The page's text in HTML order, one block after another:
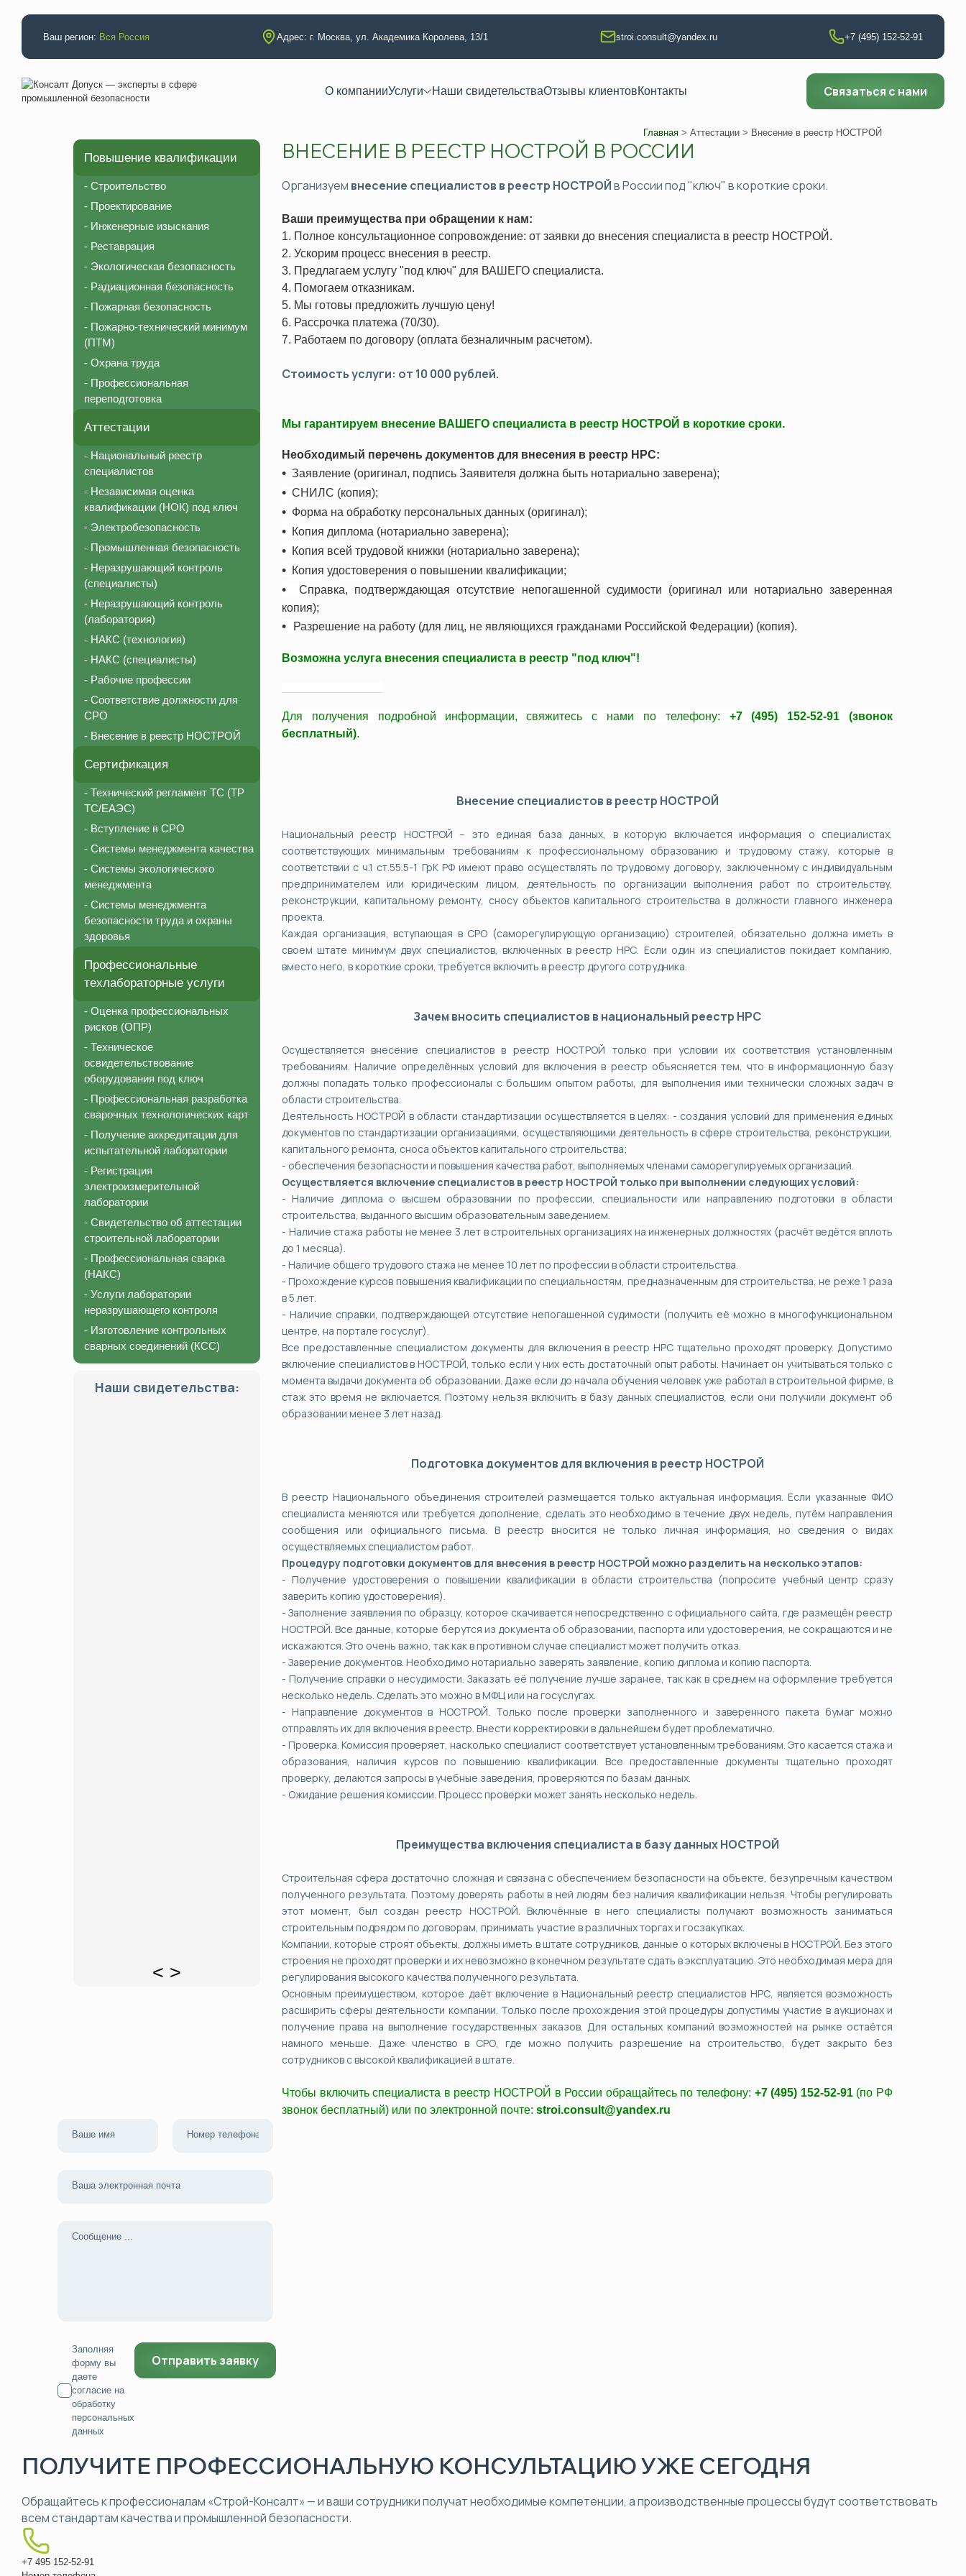
Ваш регион: Вся Россия Адрес: г. Москва, ул. Академика Королева, 13/1 stroi.consult@yandex.ru +7 (495) 152-52-91
О компанииУслуги
Аттестации
Электробезопасность
Промышленная безопасность
Неразрушающий контроль (специалисты)
Неразрушающий контроль (лаборатория)
НАКС (технология)
НАКС (специалисты)
Рабочие профессии
Соответствие должности для СРО
Внесение в реестр НОСТРОЙ
Аттестация строительной лаборатории
Независимая оценка квалификации (НОК)
Национальный реестр специалистов (НРС)
Повышение квалификации
Строительство
Инженерные изыскания
Реставрация
Экологическая безопасность
Радиационная безопасность
Пожарная безопасность
Пожарно-технический минимум (ПТМ)
Профессиональная переподготовка
Техлабораторные услуги
Разработка технологических карт по сварке
Регистрация электролаборатории
Услуги лаборатории неразрушающего контроля
Техническое освидетельствовани
Оценка профессиональных рисков (ОПР)
Системы экологического менеджмента
Вступление в СРО
Наши свидетельстваОтзывы клиентовКонтакты Связаться с нами
Главная > Аттестации > Внесение в реестр НОСТРОЙ
Повышение квалификации
- Строительство
- Проектирование
- Инженерные изыскания
- Реставрация
- Экологическая безопасность
- Радиационная безопасность
- Пожарная безопасность
- Пожарно-технический минимум
(ПТМ)
- Охрана труда
- Профессиональная
переподготовка
Аттестации
- Национальный реестр
специалистов
- Независимая оценка
квалификации (НОК) под ключ
- Электробезопасность
- Промышленная безопасность
- Неразрушающий контроль
(специалисты)
- Неразрушающий контроль
(лаборатория)
- НАКС (технология)
- НАКС (специалисты)
- Рабочие профессии
- Соответствие должности для
СРО
- Внесение в реестр НОСТРОЙ
Сертификация
- Технический регламент ТС (ТР
ТС/ЕАЭС)
- Вступление в СРО
- Системы менеджмента качества
- Системы экологического
менеджмента
- Системы менеджмента
безопасности труда и охраны
здоровья
Профессиональные
техлабораторные услуги
- Оценка профессиональных
рисков (ОПР)
- Техническое
освидетельствование
оборудования под ключ
- Профессиональная разработка
сварочных технологических карт
- Получение аккредитации для
испытательной лаборатории
- Регистрация
электроизмерительной
лаборатории
- Свидетельство об аттестации
строительной лаборатории
- Профессиональная сварка
(НАКС)
- Услуги лаборатории
неразрушающего контроля
- Изготовление контрольных
сварных соединений (КСС)
Наши свидетельства:
< >
ВНЕСЕНИЕ В РЕЕСТР НОСТРОЙ В РОССИИ
Организуем внесение специалистов в реестр НОСТРОЙв России под "ключ" в короткие сроки.
Ваши преимущества при обращении к нам:
1. Полное консультационное сопровождение: от заявки до внесения специалиста в реестр НОСТРОЙ.
2. Ускорим процесс внесения в реестр.
3. Предлагаем услугу "под ключ" для ВАШЕГО специалиста.
4. Помогаем отказникам.
5. Мы готовы предложить лучшую цену!
6. Рассрочка платежа (70/30).
7. Работаем по договору (оплата безналичным расчетом).
Стоимость услуги: от 10 000 рублей.
Мы гарантируем внесение ВАШЕГО специалиста в реестр НОСТРОЙ в короткие сроки.
Необходимый перечень документов для внесения в реестр НРС:
• Заявление (оригинал, подпись Заявителя должна быть нотариально заверена);
• СНИЛС (копия);
• Форма на обработку персональных данных (оригинал);
• Копия диплома (нотариально заверена);
• Копия всей трудовой книжки (нотариально заверена);
• Копия удостоверения о повышении квалификации;
• Справка, подтверждающая отсутствие непогашенной судимости (оригинал или нотариально заверенная
копия);
• Разрешение на работу (для лиц, не являющихся гражданами Российской Федерации) (копия).
Возможна услуга внесения специалиста в реестр "под ключ"!
Для получения подробной информации, свяжитесь с нами по телефону: +7 (495) 152-52-91 (звонок
бесплатный).
Внесение специалистов в реестр НОСТРОЙ
Национальный реестр НОСТРОЙ – это единая база данных, в которую включается информация о специалистах,
соответствующих минимальным требованиям к профессиональному образованию и трудовому стажу, которые в
соответствии с ч.1 ст.55.5-1 ГрК РФ имеют право осуществлять по трудовому договору, заключенному с индивидуальным
предпринимателем или юридическим лицом, деятельность по организации выполнения работ по строительству,
реконструкции, капитальному ремонту, сносу объектов капитального строительства в должности главного инженера
проекта.
Каждая организация, вступающая в СРО (саморегулирующую организацию) строителей, обязательно должна иметь в
своем штате минимум двух специалистов, включенных в реестр НРС. Если один из специалистов покидает компанию,
вместо него, в короткие сроки, требуется включить в реестр другого сотрудника.
Зачем вносить специалистов в национальный реестр НРС
Осуществляется внесение специалистов в реестр НОСТРОЙ только при условии их соответствия установленным
требованиям. Наличие определённых условий для включения в реестр объясняется тем, что в информационную базу
должны попадать только профессионалы с большим опытом работы, для выполнения ими технически сложных задач в
области строительства.
Деятельность НОСТРОЙ в области стандартизации осуществляется в целях: - создания условий для применения единых
документов по стандартизации организациями, осуществляющими деятельность в сфере строительства, реконструкции,
капитального ремонта, сноса объектов капитального строительства;
- обеспечения безопасности и повышения качества работ, выполняемых членами саморегулируемых организаций.
Осуществляется включение специалистов в реестр НОСТРОЙ только при выполнении следующих условий:
- Наличие диплома о высшем образовании по профессии, специальности или направлению подготовки в области
строительства, выданного высшим образовательным заведением.
- Наличие стажа работы не менее 3 лет в строительных организациях на инженерных должностях (расчёт ведётся вплоть
до 1 месяца).
- Наличие общего трудового стажа не менее 10 лет по профессии в области строительства.
- Прохождение курсов повышения квалификации по специальностям, предназначенным для строительства, не реже 1 раза
в 5 лет.
- Наличие справки, подтверждающей отсутствие непогашенной судимости (получить её можно в многофункциональном
центре, на портале госуслуг).
Все предоставленные специалистом документы для включения в реестр НРС тщательно проходят проверку. Допустимо
включение специалистов в НОСТРОЙ, только если у них есть достаточный опыт работы. Начинает он учитываться только с
момента выдачи документа об образовании. Даже если до начала обучения человек уже работал в строительной фирме, в
стаж это время не включается. Поэтому нельзя включить в базу данных специалистов, если они получили документ об
образовании менее 3 лет назад.
Подготовка документов для включения в реестр НОСТРОЙ
В реестр Национального объединения строителей размещается только актуальная информация. Если указанные ФИО
специалиста меняются или требуется дополнение, сделать это необходимо в течение двух недель, путём направления
сообщения или официального письма. В реестр вносится не только личная информация, но сведения о видах
осуществляемых специалистом работ.
Процедуру подготовки документов для внесения в реестр НОСТРОЙ можно разделить на несколько этапов:
- Получение удостоверения о повышении квалификации в области строительства (попросите учебный центр сразу
заверить копию удостоверения).
- Заполнение заявления по образцу, которое скачивается непосредственно с официального сайта, где размещён реестр
НОСТРОЙ. Все данные, которые берутся из документа об образовании, паспорта или удостоверения, не сокращаются и не
искажаются. Это очень важно, так как в противном случае специалист может получить отказ.
- Заверение документов. Необходимо нотариально заверять заявление, копию диплома и копию паспорта.
- Получение справки о несудимости. Заказать её получение лучше заранее, так как в среднем на оформление требуется
несколько недель. Сделать это можно в МФЦ или на госуслугах.
- Направление документов в НОСТРОЙ. Только после проверки заполненного и заверенного пакета бумаг можно
отправлять их для включения в реестр. Внести корректировки в дальнейшем будет проблематично.
- Проверка. Комиссия проверяет, насколько специалист соответствует установленным требованиям. Это касается стажа и
образования, наличия курсов по повышению квалификации. Все предоставленные документы тщательно проходят
проверку, делаются запросы в учебные заведения, проверяются по базам данных.
- Ожидание решения комиссии. Процесс проверки может занять несколько недель.
Преимущества включения специалиста в базу данных НОСТРОЙ
Строительная сфера достаточно сложная и связана с обеспечением безопасности на объекте, безупречным качеством
полученного результата. Поэтому доверять работы в ней людям без наличия квалификации нельзя. Чтобы регулировать
этот момент, был создан реестр НОСТРОЙ. Включённые в него специалисты получают возможность заниматься
строительным подрядом по договорам, принимать участие в различных торгах и госзакупках.
Компании, которые строят объекты, должны иметь в штате сотрудников, данные о которых включены в НОСТРОЙ. Без этого
строения не проходят проверки и их невозможно в конечном результате сдать в эксплуатацию. Это необходимая мера для
регулирования высокого качества полученного результата.
Основным преимуществом, которое даёт включение в Национальный реестр специалистов НРС, является возможность
расширить сферы деятельности компании. Только после прохождения этой процедуры допустимы участие в аукционах и
получение права на выполнение государственных заказов. Для остальных компаний возможностей на рынке остаётся
намного меньше. Даже членство в СРО, где можно получить разрешение на строительство, будет закрыто без
сотрудников с высокой квалификацией в штате.
Чтобы включить специалиста в реестр НОСТРОЙ в России обращайтесь по телефону: +7 (495) 152-52-91(по РФ
звонок бесплатный) или по электронной почте: stroi.consult@yandex.ru
Заполняя
форму вы
даете
согласие на
обработку
персональных
данных
ПОЛУЧИТЕ ПРОФЕССИОНАЛЬНУЮ КОНСУЛЬТАЦИЮ УЖЕ СЕГОДНЯ
Обращайтесь к профессионалам «Строй-Консалт» — и ваши сотрудники получат необходимые компетенции, а производственные процессы будут соответствовать
всем стандартам качества и промышленной безопасности.
+7 495 152-52-91